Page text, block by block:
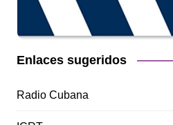
Enlaces sugeridos
Radio Cubana